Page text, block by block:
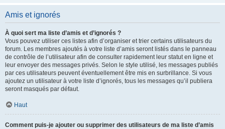
Amis et ignorés
À quoi sert ma liste d’amis et d’ignorés ?
Vous pouvez utiliser ces listes afin d’organiser et trier certains utilisateurs du
forum. Les membres ajoutés à votre liste d’amis seront listés dans le panneau
de contrôle de l’utilisateur afin de consulter rapidement leur statut en ligne et
leur envoyer des messages privés. Selon le style utilisé, les messages publiés
par ces utilisateurs peuvent éventuellement être mis en surbrillance. Si vous
ajoutez un utilisateur à votre liste d’ignorés, tous les messages qu’il publiera
seront masqués par défaut.
Haut
Comment puis-je ajouter ou supprimer des utilisateurs de ma liste d’amis